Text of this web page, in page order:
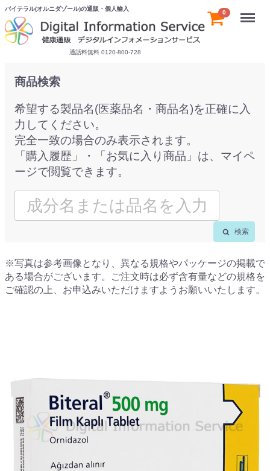
バイテラル(オルニダゾール)の通販・個人輸入
通話料無料 0120-800-728
0 Menu
商品検索
希望する製品名(医薬品名・商品名)を正確に入
力してください。
完全一致の場合のみ表示されます。
「購入履歴」・「お気に入り商品」は、マイペ
ージで閲覧できます。
検索
※写真は参考画像となり、異なる規格やパッケージの掲載で
ある場合がございます。ご注文時は必ず含有量などの規格を
ご確認の上、お申込みいただけますようお願いいたします。